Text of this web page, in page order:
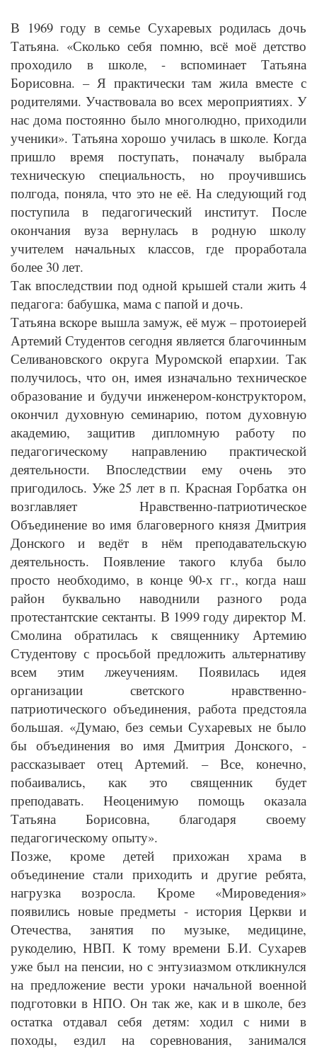
В 1969 году в семье Сухаревых родилась дочь
Татьяна. «Сколько себя помню, всё моё детство
проходило в школе, - вспоминает Татьяна
Борисовна. – Я практически там жила вместе с
родителями. Участвовала во всех мероприятиях. У
нас дома постоянно было многолюдно, приходили
ученики». Татьяна хорошо училась в школе. Когда
пришло время поступать, поначалу выбрала
техническую специальность, но проучившись
полгода, поняла, что это не её. На следующий год
поступила в педагогический институт. После
окончания вуза вернулась в родную школу
учителем начальных классов, где проработала
более 30 лет.
Так впоследствии под одной крышей стали жить 4
педагога: бабушка, мама с папой и дочь.
Татьяна вскоре вышла замуж, её муж – протоиерей
Артемий Студентов сегодня является благочинным
Селивановского округа Муромской епархии. Так
получилось, что он, имея изначально техническое
образование и будучи инженером-конструктором,
окончил духовную семинарию, потом духовную
академию, защитив дипломную работу по
педагогическому направлению практической
деятельности. Впоследствии ему очень это
пригодилось. Уже 25 лет в п. Красная Горбатка он
возглавляет Нравственно-патриотическое
Объединение во имя благоверного князя Дмитрия
Донского и ведёт в нём преподавательскую
деятельность. Появление такого клуба было
просто необходимо, в конце 90-х гг., когда наш
район буквально наводнили разного рода
протестантские сектанты. В 1999 году директор М.
Смолина обратилась к священнику Артемию
Студентову с просьбой предложить альтернативу
всем этим лжеучениям. Появилась идея
организации светского нравственно-
патриотического объединения, работа предстояла
большая. «Думаю, без семьи Сухаревых не было
бы объединения во имя Дмитрия Донского, -
рассказывает отец Артемий. – Все, конечно,
побаивались, как это священник будет
преподавать. Неоценимую помощь оказала
Татьяна Борисовна, благодаря своему
педагогическому опыту».
Позже, кроме детей прихожан храма в
объединение стали приходить и другие ребята,
нагрузка возросла. Кроме «Мироведения»
появились новые предметы - история Церкви и
Отечества, занятия по музыке, медицине,
рукоделию, НВП. К тому времени Б.И. Сухарев
уже был на пенсии, но с энтузиазмом откликнулся
на предложение вести уроки начальной военной
подготовки в НПО. Он так же, как и в школе, без
остатка отдавал себя детям: ходил с ними в
походы, ездил на соревнования, занимался